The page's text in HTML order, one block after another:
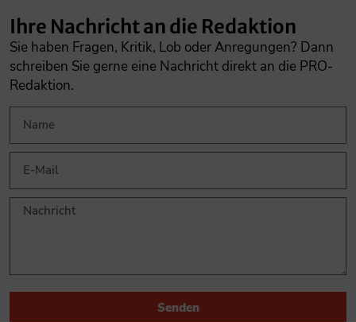
Ihre Nachricht an die Redaktion
Sie haben Fragen, Kritik, Lob oder Anregungen? Dann
schreiben Sie gerne eine Nachricht direkt an die PRO-
Redaktion.
Senden